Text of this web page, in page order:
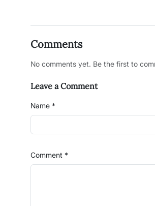
Comments
No comments yet. Be the first to
Leave a Comment
Name *
Comment *